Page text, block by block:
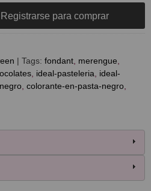
Registrarse para comprar
| Tags: fondant merengue
ideal-pasteleria
ideal-
colorante-en-pasta-negro